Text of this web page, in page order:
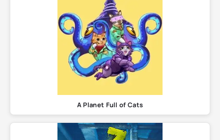
A Planet Full of Cats